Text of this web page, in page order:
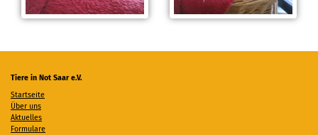
Tiere in Not Saar e.V.
Startseite
Über uns
Aktuelles
Formulare